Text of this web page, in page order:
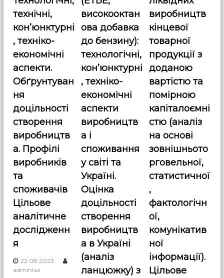
з
а
п
и
с
і
в
технічні,
кон’юнктурні
, техніко-
економічні
аспекти.
Обґрунтуван
ня
доцільності
створення
виробництв
а. Профілі
виробників
та
споживачів
Цільове
аналітичне
дослідженн
я
22.08.2023
adminlaz
високооктан
ова добавка
до бензину):
технологічні,
кон’юнктурні
, техніко-
економічні
аспекти
виробництв
а і
споживання
у світі та
Україні.
Оцінка
доцільності
створення
виробництв
а в Україні
(аналіз
ланцюжку) з
виробництв
кінцевої
товарної
продукції з
доданою
вартістю та
помірною
капіталоємні
стю (аналіз
на основі
зовнішньото
рговельної,
статистичної
,
фактологічн
ої,
комунікатив
ної
інформації).
Цільове